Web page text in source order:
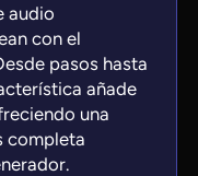
audio
con el
pasos hasta
añade
una
completa